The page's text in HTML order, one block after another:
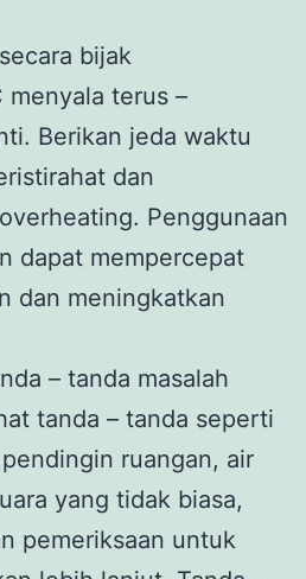
bijak
menyala terus –
Berikan jeda waktu
dan
Penggunaan
dapat mempercepat
dan meningkatkan
– tanda masalah
tanda – tanda seperti
ruangan, air
yang tidak biasa,
pemeriksaan untuk